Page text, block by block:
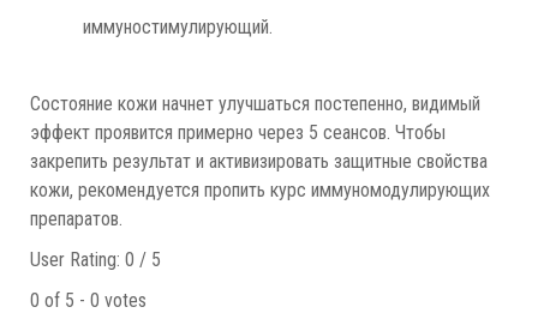
иммуностимулирующий.
Состояние кожи начнет улучшаться постепенно, видимый
эффект проявится примерно через 5 сеансов. Чтобы
закрепить результат и активизировать защитные свойства
кожи, рекомендуется пропить курс иммуномодулирующих
препаратов.
User Rating: 0 / 5
0 of 5 - 0 votes